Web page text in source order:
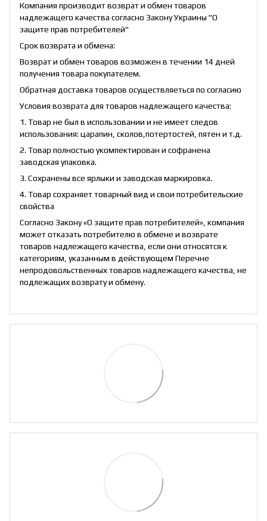
Компания производит возврат и обмен товаров
надлежащего качества согласно Закону Украины "О
защите прав потребителей"
Срок возврата и обмена:
Возврат и обмен товаров возможен в течении 14 дней
получения товара покупателем.
Обратная доставка товаров осуществляеться по согласию
Условия возврата для товаров надлежащего качества:
1. Товар не был в использовании и не имеет следов
использования: царапин, сколов,потертостей, пятен и т.д.
2. Товар полностью укомпектирован и софранена
заводская упаковка.
3. Сохранены все ярлыки и заводская маркировка.
4. Товар сохраняет товарный вид и свои потребительские
свойства
Согласно Закону «О защите прав потребителей», компания
может отказать потребителю в обмене и возврате
товаров надлежащего качества, если они относятся к
категориям, указанным в действующем Перечне
непродовольственных товаров надлежащего качества, не
подлежащих возврату и обмену.